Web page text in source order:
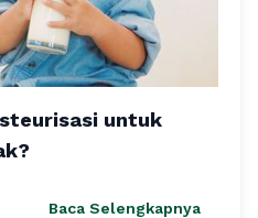
untuk
Baca Selengkapnya